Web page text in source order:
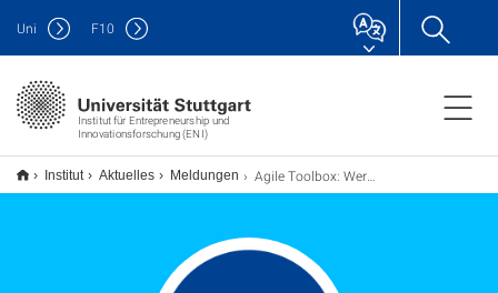
Institut für Entrepreneurship und
Innovationsforschung (ENI)
Uni F10
Institut Aktuelles Meldungen Agile Toolbox: Werkzeuge für dein Startup